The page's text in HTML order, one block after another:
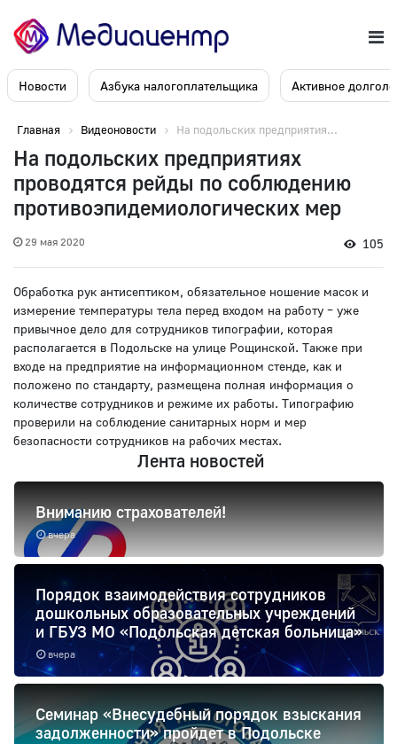
Новости Азбука налогоплательщика Активное
Главная Видеоновости На подольских предприятия...
На подольских предприятиях
проводятся рейды по соблюдению
противоэпидемиологических мер
29 мая 2020 105
Обработка рук антисептиком, обязательное ношение масок и
измерение температуры тела перед входом на работу – уже
привычное дело для сотрудников типографии, которая
располагается в Подольске на улице Рощинской. Также при
входе на предприятие на информационном стенде, как и
положено по стандарту, размещена полная информация о
количестве сотрудников и режиме их работы. Типографию
проверили на соблюдение санитарных норм и мер
безопасности сотрудников на рабочих местах.
Лента новостей
вчера
Вниманию страхователей!
вчера
Порядок взаимодействия сотрудников
дошкольных образовательных учреждений
и ГБУЗ МО «Подольская детская больница»
Семинар «Внесудебный порядок взыскания
задолженности» пройдет в Подольске